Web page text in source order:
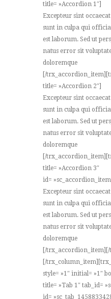
title= »Accordion 1″]
Excepteur sint
sunt in culpa qui
est laborum. Sed ut
natus error sit
doloremque
[/
title= »Accordion 2″]
Excepteur sint
sunt in culpa qui
est laborum. Sed ut
natus error sit
doloremque
[/
title= »Accordion 3″
id=
Excepteur sint
sunt in culpa qui
est laborum. Sed ut
natus error sit
doloremque
[/
[/
style= »1″ initial= »1″
title= »Tab 1″ tab_id=
id=